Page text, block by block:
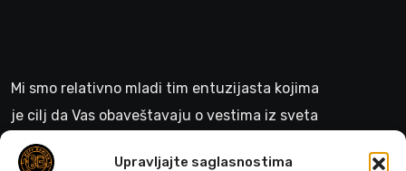
Upravljajte saglasnostima
Mi smo relativno mladi tim entuzijasta kojima
je cilj da Vas obaveštavaju o vestima iz sveta
gejminga